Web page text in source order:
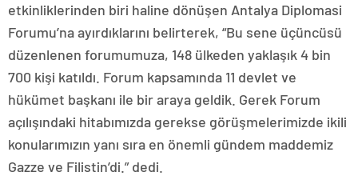
etkinliklerinden biri haline dönüşen Antalya Diplomasi
Forumu’na ayırdıklarını belirterek, “Bu sene üçüncüsü
düzenlenen forumumuza, 148 ülkeden yaklaşık 4 bin
700 kişi katıldı. Forum kapsamında 11 devlet ve
hükümet başkanı ile bir araya geldik. Gerek Forum
açılışındaki hitabımızda gerekse görüşmelerimizde ikili
konularımızın yanı sıra en önemli gündem maddemiz
Gazze ve Filistin’di.” dedi.